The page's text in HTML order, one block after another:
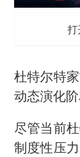
打
杜特尔特
动态演化
尽管当前
制度性压